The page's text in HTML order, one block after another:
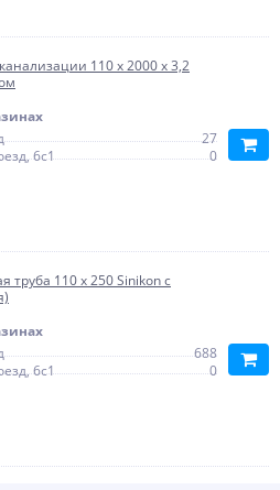
110 х 2000 х 3,2
27
6с1
0
труба 110 х 250 Sinikon с
688
6с1
0